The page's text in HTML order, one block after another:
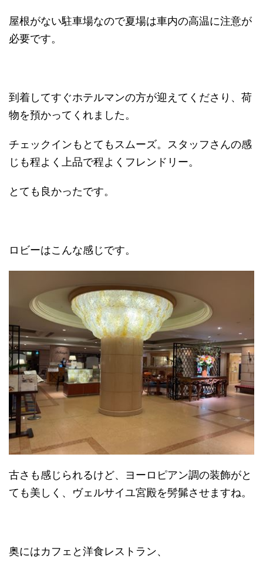
屋根がない駐車場なので夏場は車内の高温に注意が
必要です。
到着してすぐホテルマンの方が迎えてくださり、荷
物を預かってくれました。
チェックインもとてもスムーズ。スタッフさんの感
じも程よく上品で程よくフレンドリー。
とても良かったです。
ロビーはこんな感じです。
古さも感じられるけど、ヨーロピアン調の装飾がと
ても美しく、ヴェルサイユ宮殿を髣髴させますね。
奥にはカフェと洋食レストラン、